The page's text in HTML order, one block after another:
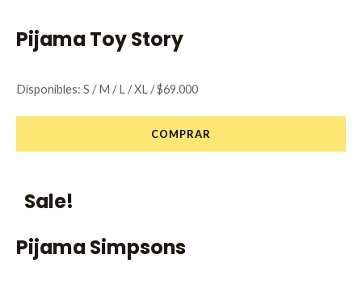
Pijama Toy Story
Disponibles: S / M / L / XL / $69.000
COMPRAR
Sale!
Pijama Simpsons